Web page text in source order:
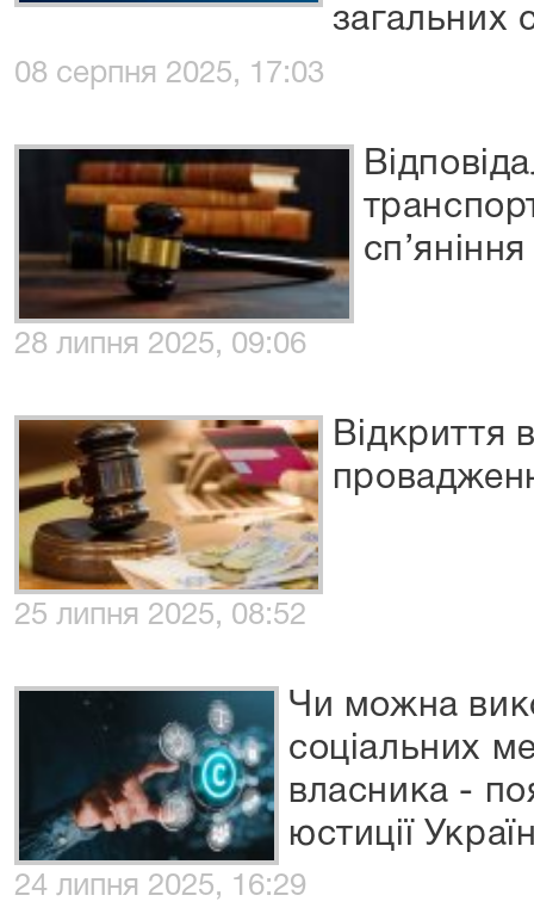
загальних
08 серпня 2025, 17:03
сп’яніння
28 липня 2025, 09:06
Відкриття
25 липня 2025, 08:52
Чи можна
соціальних
власника -
юстиції
24 липня 2025, 16:29